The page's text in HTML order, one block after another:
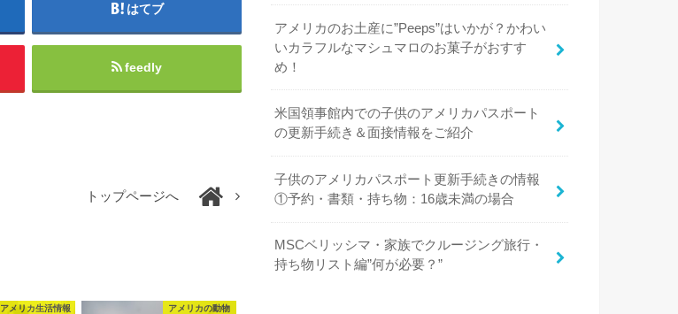
はてブ
feedly
トップページへ
アメリカ生活情報 アメリカの動物
アメリカのお土産に”Peeps”はいかが？かわい
いカラフルなマシュマロのお菓子がおすす
め！
米国領事館内での子供のアメリカパスポート
の更新手続き＆面接情報をご紹介
子供のアメリカパスポート更新手続きの情報
①予約・書類・持ち物：16歳未満の場合
MSCベリッシマ・家族でクルージング旅行・
持ち物リスト編”何が必要？”